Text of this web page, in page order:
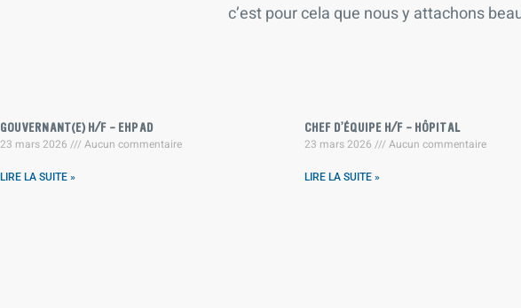
c’est pour cela que nous y attachons
GOUVERNANT(E) H/F – EHPAD
23 mars 2026 Aucun commentaire
LIRE LA SUITE »
CHEF D’ÉQUIPE H/F – HÔPITAL
23 mars 2026 Aucun commentaire
LIRE LA SUITE »